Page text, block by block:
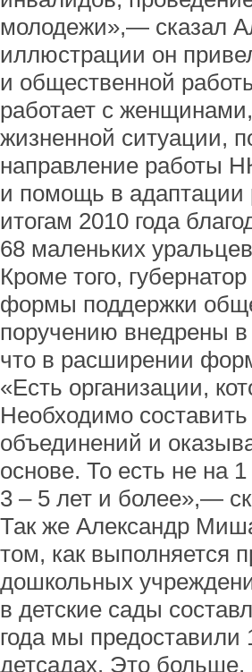
молодежи»,— сказал
иллюстрации он
и общественной
работает с
жизненной ситуации,
направление работы
и помощь в адаптации
итогам 2010 года
68 маленьких
Кроме того,
формы поддержки
поручению внедрены в
что в расширении
«Есть организации,
Необходимо
объединений и
основе. То есть не на 1
3 – 5 лет и более»,—
Так же Александр
том, как выполняется
дошкольных
в детские сады
года мы
детсадах. Это